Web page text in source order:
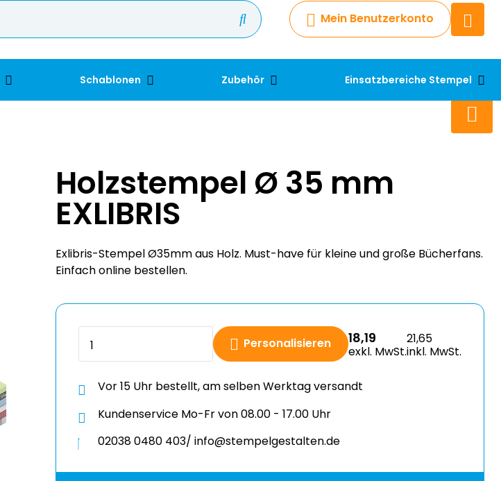
Mein Benutzerkonto
Schablonen Zubehör Einsatzbereiche Stempel
Chatbot
Chatten Sie 24/7 mit unserem
+49 2038 0480 403
Holzstempel Ø 35 mm
EXLIBRIS
Exlibris-Stempel Ø35mm aus Holz. Must-have für kleine und große Bücherfans.
Einfach online bestellen.
Personalisieren 18,19
exkl. MwSt.
21,65
inkl. MwSt.
Vor 15 Uhr bestellt, am selben Werktag versandt
Kundenservice Mo-Fr von 08.00 - 17.00 Uhr
02038 0480 403/ info@stempelgestalten.de